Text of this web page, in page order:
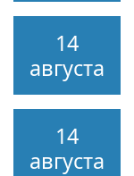
14
августа
14
августа